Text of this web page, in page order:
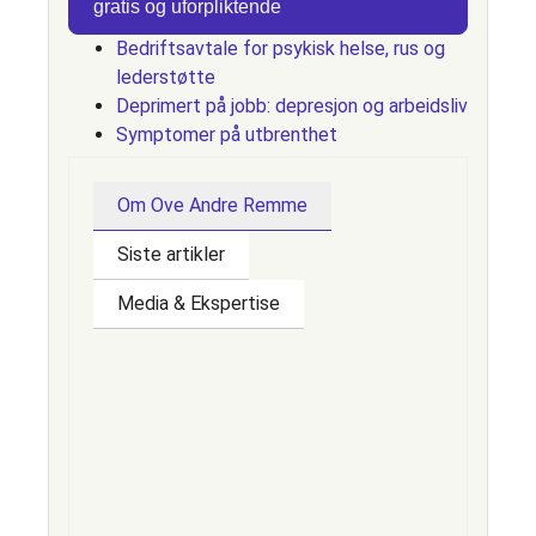
gratis og uforpliktende
Bedriftsavtale for psykisk helse, rus og
lederstøtte
Deprimert på jobb: depresjon og arbeidsliv
Symptomer på utbrenthet
Om Ove Andre Remme
Siste artikler
Media & Ekspertise